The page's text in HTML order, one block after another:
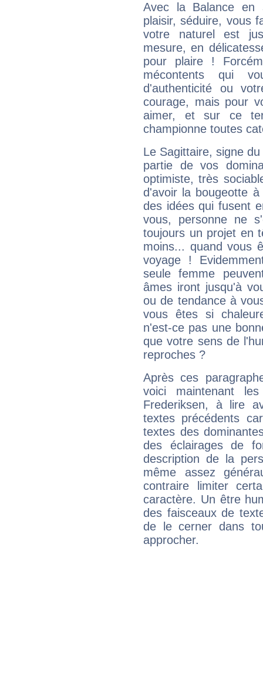
Avec la Balance en
plaisir, séduire, vous
votre naturel est
mesure, en
pour plaire !
mécontents qui
d'authenticité ou
courage, mais pour
aimer, et sur ce
championne toutes
Le Sagittaire, signe
partie de vos
optimiste, très
d'avoir la bougeotte
des idées qui fusent
vous, personne ne
toujours un projet en
moins... quand vous
voyage !
seule femme
âmes iront jusqu'à
ou de tendance à
vous êtes si
n'est-ce pas une
que votre sens de
reproches ?
Après ces
voici maintenant
Frederiksen, à lire
textes précédents
textes des
des éclairages de
description de la
même assez
contraire limiter
caractère. Un être
des faisceaux de
de le cerner dans
approcher.